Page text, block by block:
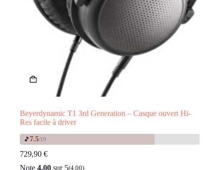
Beyerdynamic T1 3rd Generation – Casque ouvert Hi-
Res facile à driver
🎵7.5/10
729,90 €
Note 4.00 sur 5(4.00)